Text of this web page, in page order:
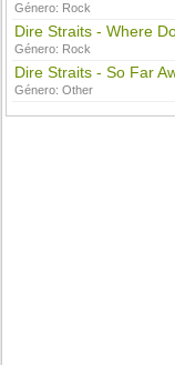
Género: Rock
Dire Straits - Where
Género: Rock
Dire Straits - So Far
Género:Other